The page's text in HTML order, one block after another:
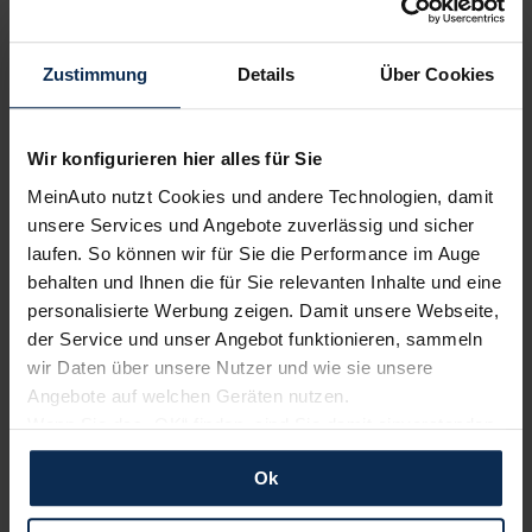
Zustimmung Details Über Cookies
Wir konfigurieren hier alles für Sie
MeinAuto nutzt Cookies und andere Technologien, damit
unsere Services und Angebote zuverlässig und sicher
laufen. So können wir für Sie die Performance im Auge
behalten und Ihnen die für Sie relevanten Inhalte und eine
personalisierte Werbung zeigen. Damit unsere Webseite,
der Service und unser Angebot funktionieren, sammeln
wir Daten über unsere Nutzer und wie sie unsere
Angebote auf welchen Geräten nutzen.
Wenn Sie das „OK“ finden, sind Sie damit einverstanden
und erlauben uns Cookies für unseren Service zu
verwenden und diese Daten an Dritte weiterzugeben,
etwa an unsere Marketingpartner. Falls Sie dem nicht
Ok
Volvo Polestar
Renault KIA